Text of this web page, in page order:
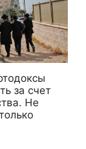
за счет
Не